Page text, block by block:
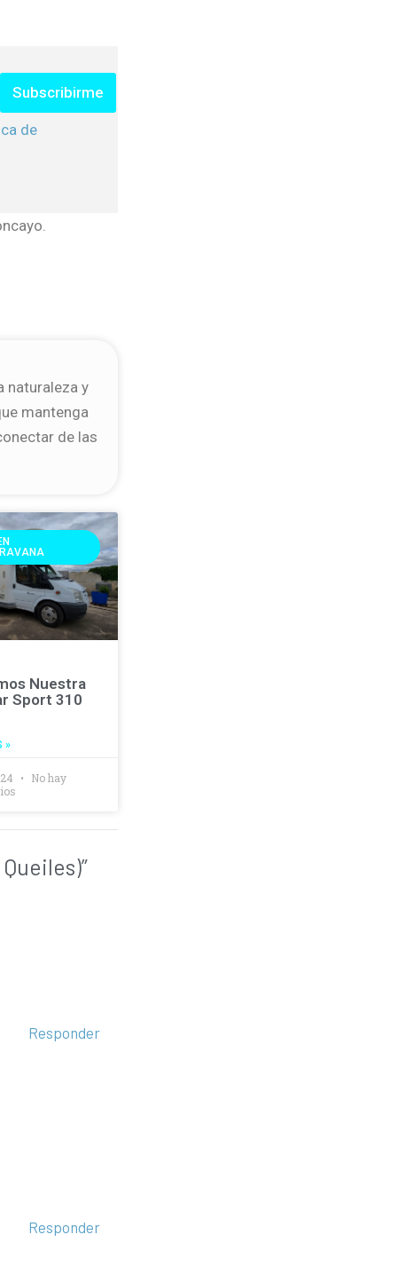
de
Subscribirme
naturaleza y
mantenga
de las
Nuestra
Sport 310
»
No hay
Responder
Responder